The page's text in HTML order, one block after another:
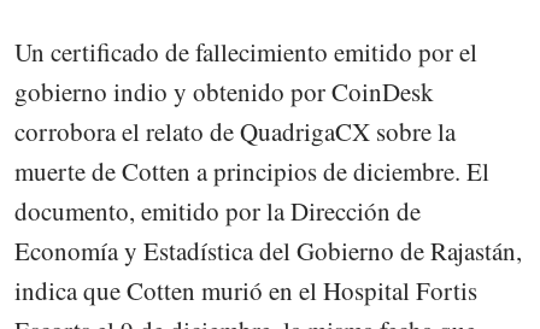
Un certificado de fallecimiento emitido por el
gobierno indio y obtenido por CoinDesk
corrobora el relato de QuadrigaCX sobre la
muerte de Cotten a principios de diciembre. El
documento, emitido por la Dirección de
Economía y Estadística del Gobierno de Rajastán,
indica que Cotten murió en el Hospital Fortis